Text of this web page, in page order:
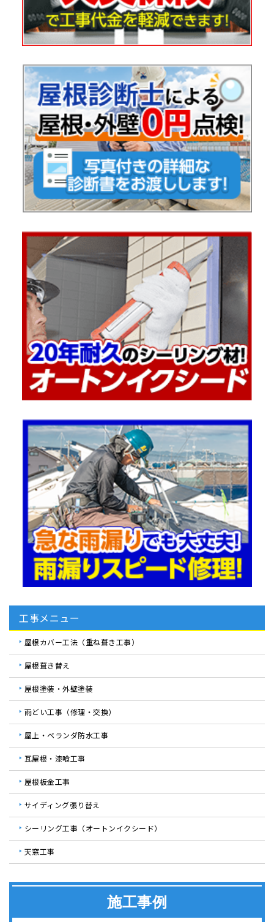
工事メニュー
屋根カバー工法（重ね葺き工事）
屋根葺き替え
屋根塗装・外壁塗装
雨どい工事（修理・交換）
屋上・ベランダ防水工事
瓦屋根・漆喰工事
屋根板金工事
サイディング張り替え
シーリング工事（オートンイクシード）
天窓工事
施工事例